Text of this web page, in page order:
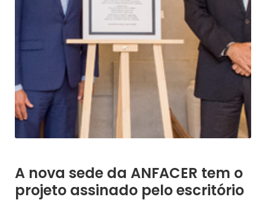
A nova sede da ANFACER tem o
projeto assinado pelo escritório